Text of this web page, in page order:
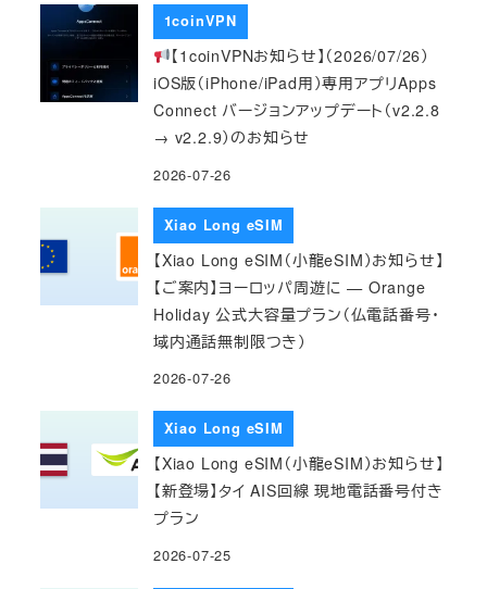
1coinVPN
【1coinVPNお知らせ】（2026/07/26）
iOS版（iPhone/iPad用）専用アプリApps
Connect バージョンアップデート（v2.2.8
→ v2.2.9）のお知らせ
2026-07-26
Xiao Long eSIM
【Xiao Long eSIM（小龍eSIM）お知らせ】
【ご案内】ヨーロッパ周遊に — Orange
Holiday 公式大容量プラン（仏電話番号・
域内通話無制限つき）
2026-07-26
Xiao Long eSIM
【Xiao Long eSIM（小龍eSIM）お知らせ】
【新登場】タイ AIS回線 現地電話番号付き
プラン
2026-07-25